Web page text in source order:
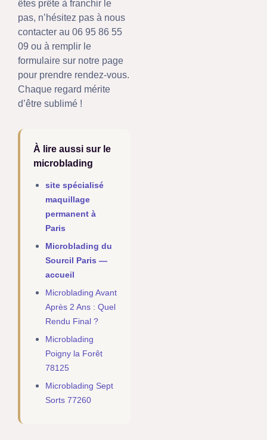
êtes prête à franchir le
pas, n’hésitez pas à nous
contacter au 06 95 86 55
09 ou à remplir le
formulaire sur notre page
pour prendre rendez-vous.
Chaque regard mérite
d’être sublimé !
À lire aussi sur le
microblading
site spécialisé
maquillage
permanent à
Paris
Microblading du
Sourcil Paris —
accueil
Microblading Avant
Après 2 Ans : Quel
Rendu Final ?
Microblading
Poigny la Forêt
78125
Microblading Sept
Sorts 77260